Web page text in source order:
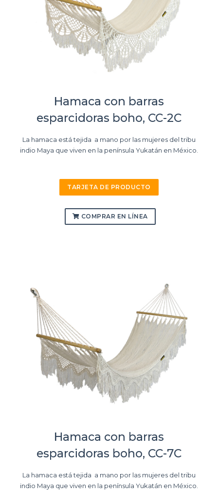
Hamaca con barras
esparcidoras boho, CC-2C
La hamaca está tejida a mano por las mujeres del tribu
indio Maya que viven en la península Yukatán en México.
TARJETA DE PRODUCTO
COMPRAR EN LÍNEA
Hamaca con barras
esparcidoras boho, CC-7C
La hamaca está tejida a mano por las mujeres del tribu
indio Maya que viven en la península Yukatán en México.